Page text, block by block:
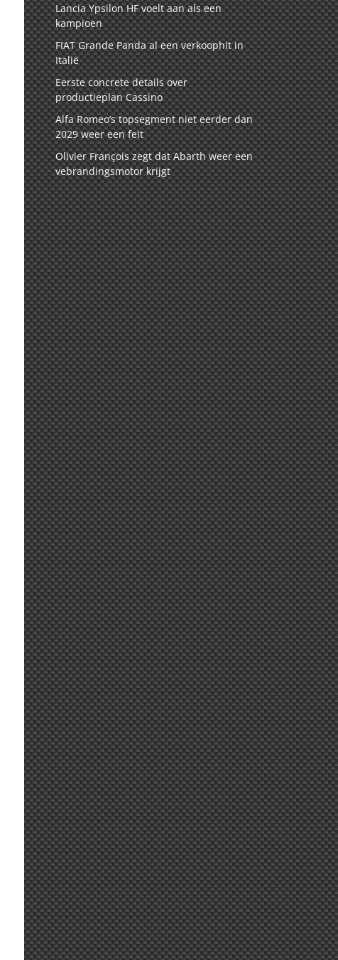
Lancia Ypsilon HF voelt aan als een
kampioen
FIAT Grande Panda al een verkoophit in
Italië
Eerste concrete details over
productieplan Cassino
Alfa Romeo’s topsegment niet eerder dan
2029 weer een feit
Olivier François zegt dat Abarth weer een
vebrandingsmotor krijgt